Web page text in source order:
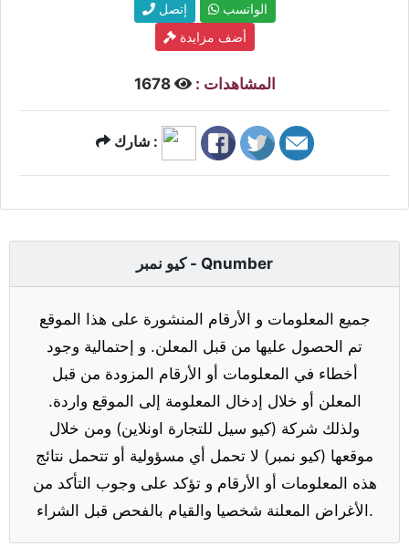
إتصل
الواتسب
أضف مزايدة
المشاهدات : 1678
شارك :
كيو نمبر - Qnumber
جميع المعلومات و الأرقام المنشورة على هذا الموقع
تم الحصول عليها من قبل المعلن. و إحتمالية وجود
أخطاء في المعلومات أو الأرقام المزودة من قبل
المعلن أو خلال إدخال المعلومة إلى الموقع واردة.
ولذلك شركة (كيو سيل للتجارة اونلاين) ومن خلال
موقعها (كيو نمبر) لا تحمل أي مسؤولية أو تتحمل نتائج
هذه المعلومات أو الأرقام و تؤكد على وجوب التأكد من
الأغراض المعلنة شخصيا والقيام بالفحص قبل الشراء.